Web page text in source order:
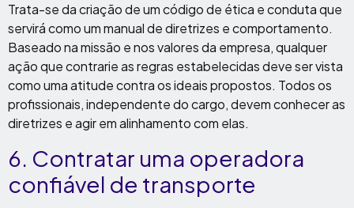
Trata-se da criação de um código de ética e conduta que
servirá como um manual de diretrizes e comportamento.
Baseado na missão e nos valores da empresa, qualquer
ação que contrarie as regras estabelecidas deve ser vista
como uma atitude contra os ideais propostos. Todos os
profissionais, independente do cargo, devem conhecer as
diretrizes e agir em alinhamento com elas.
6. Contratar uma operadora
confiável de transporte